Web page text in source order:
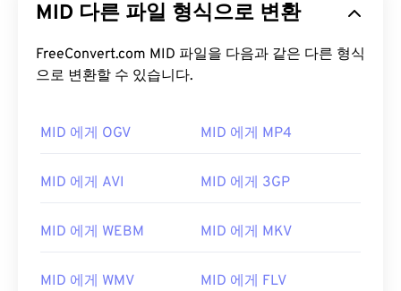
콜입니다. MIDI는 본질적으로디지털 음악세계의 표
달리 애플리케이션, 소프트웨어 및 하드웨어 간에 음
악 정보(예: 음표, 타이밍, 피치, 볼륨)를 공유하는 것
MIDI 파일을 어떻게 여나요?
MIDI 파일을 여는 데 가장 좋은 프로그램은
양한 오디오 형식을 읽을 수 있습니다. Audacity는 다
양한 플랫폼과 운영 체제에서 작동하는
MID 다른 파일 형식으로 변환
FreeConvert.com MID 파일을 다음과 같은 다른 형식
으로 변환할 수 있습니다.
MID 에게 OGV MID 에게 MP4
MID 에게 AVI MID 에게 3GP
MID 에게 WEBM MID 에게 MKV
MID 에게 WMV MID 에게 FLV